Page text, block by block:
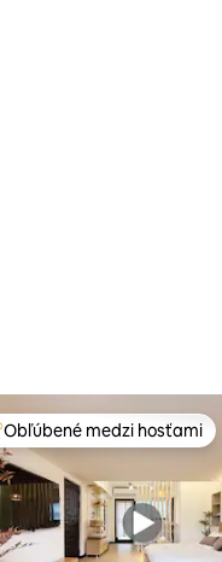
medzi hosťami
Obľúbené medzi hosťami